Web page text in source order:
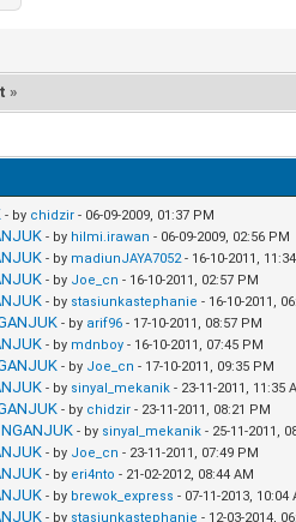
»
- by chidzir - 06-09-2009, 01:37 PM
- by hilmi.irawan - 06-09-2009, 02:56 PM
- by madiunJAYA7052- 16-10-2011,
- by Joe_cn - 16-10-2011, 02:57 PM
- by stasiunkastephanie - 16-10-2011,
- by arif96 - 17-10-2011, 08:57 PM
- by mdnboy - 16-10-2011, 07:45 PM
- by Joe_cn - 17-10-2011, 09:35 PM
- by sinyal_mekanik - 23-11-2011, 11:35
- by chidzir - 23-11-2011, 08:21 PM
- by sinyal_mekanik - 25-11-2011,
- by Joe_cn - 23-11-2011, 07:49 PM
- by eri4nto - 21-02-2012, 08:44 AM
- by brewok_express - 07-11-2013, 10:04
- by stasiunkastephanie - 12-03-2014,